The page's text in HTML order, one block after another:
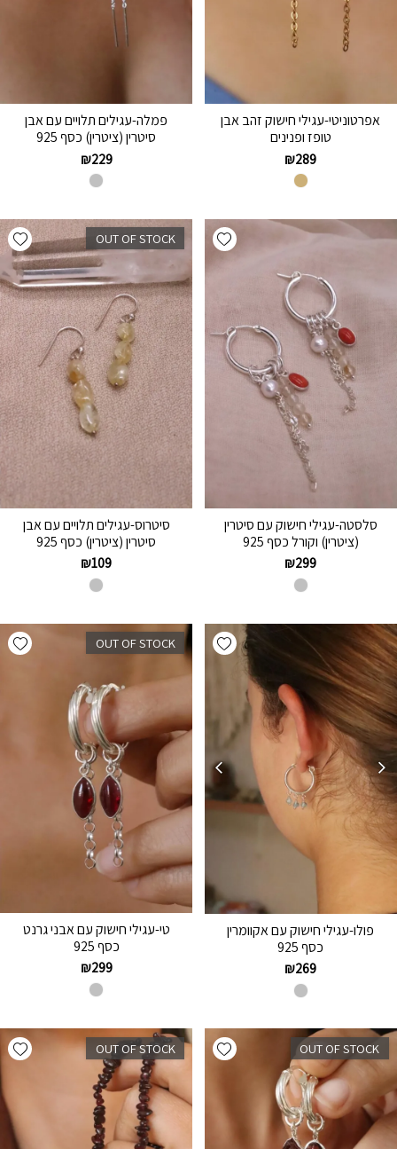
אפרטוניטי-עגילי חישוק זהב אבן
טופז ופנינים
₪289
פמלה-עגילים תלויים עם אבן
סיטרין (ציטרין) כסף 925
₪229
Add wishlist
סלסטה-עגילי חישוק עם סיטרין
(ציטרין) וקורל כסף 925
₪299
OUT OF STOCK
סיטרוס-עגילים תלויים עם אבן
סיטרין (ציטרין) כסף 925
₪109
Add wishlist
פולו-עגילי חישוק עם אקוומרין
כסף 925
₪269
OUT OF STOCK
טי-עגילי חישוק עם אבני גרנט
כסף 925
₪299
Add wishlist OUT OF STOCK
OUT OF STOCK